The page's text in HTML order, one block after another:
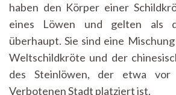
haben den Körper einer
eines Löwen und gelten als
überhaupt. Sie sind eine
Weltschildkröte und der
des Steinlöwen, der etwa
Verbotenen Stadt platziert ist.